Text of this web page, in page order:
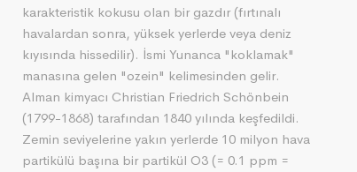
karakteristik kokusu olan bir gazdır (fırtınalı
havalardan sonra, yüksek yerlerde veya deniz
kıyısında hissedilir). İsmi Yunanca "koklamak"
manasına gelen "ozein" kelimesinden gelir.
Alman kimyacı Christian Friedrich Schönbein
(1799-1868) tarafından 1840 yılında keşfedildi.
Zemin seviyelerine yakın yerlerde 10 milyon hava
partikülü başına bir partikül O3 (= 0.1 ppm =